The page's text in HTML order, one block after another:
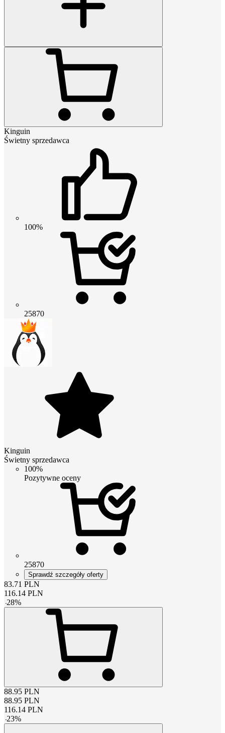
Kinguin
Świetny sprzedawca
100%
25870
Kinguin
Świetny sprzedawca
100%
Pozytywne oceny
25870
Sprawdź szczegóły oferty
83.71 PLN
116.14 PLN
-28%
88.95 PLN
88.95 PLN
116.14 PLN
-23%